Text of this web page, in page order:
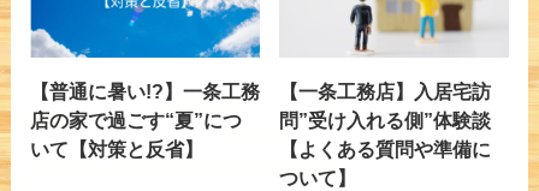
【普通に暑い!?】一条工務
店の家で過ごす“夏”につ
いて【対策と反省】
【一条工務店】入居宅訪
問”受け入れる側”体験談
【よくある質問や準備に
ついて】